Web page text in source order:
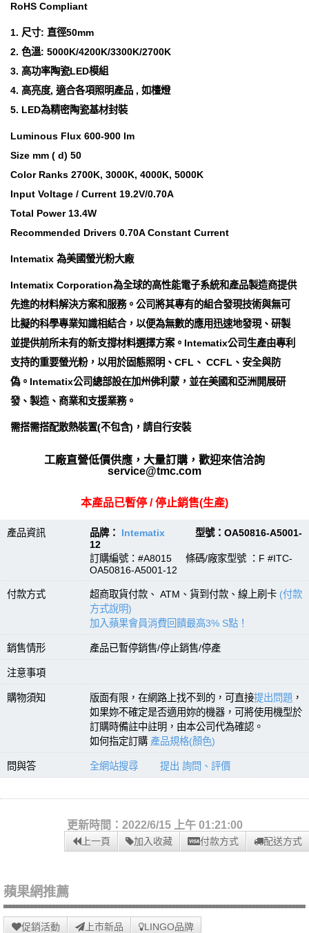
RoHS Compliant
1. 尺寸: 直徑50mm
2. 色溫: 5000K/4200K/3300K/2700K
3. 高功率陶瓷LED模組
4. 高亮度, 適合各項照明產品 , 如檯燈
5. LED為精密陶瓷基材封裝
Luminous Flux 600-900 lm
Size mm ( d) 50
Color Ranks 2700K, 3000K, 4000K, 5000K
Input Voltage / Current 19.2V/0.70A
Total Power 13.4W
Recommended Drivers 0.70A Constant Current
Intematix 為美國螢光粉大廠
Intematix Corporation為全球的高性能電子系統和產品製造商提供
先進的材料解決方案和服務。公司將其專有的組合發現技術與無可
比擬的科學專業知識相結合，以便為無數的應用迅速地發現、研製
並提供前所未有的新支撐材料選擇方案。Intematix公司生產由專利
支持的重要螢光粉，以用於固態照明、CFL、 CCFL、安全與防
偽。Intematix公司總部設在加州佛利蒙，並在美國和亞洲開展研
發、製造、商業和支援業務。
需搭需搭配散熱裝置(不包含)，請自行安裝
工廠直營低價供應，大量訂購，歡迎來信洽詢
service@tmc.com
本產品已暫停 / 停止銷售(生產)
產品資訊 品牌： Intematix 型號：OA50816-A5001-
12
訂購編號：#A8015 條碼/廠家型號 ：F #ITC-
OA50816-A5001-12
付款方式 超商取貨付款、 ATM、貨到付款、線上刷卡 (付款
方式說明)
加入蘋果會員消費回饋最高3% S點！
銷售情形 產品已暫停銷售/停止銷售/停產
注意事項
購物須知 版面有限，在網路上找不到的，可直接提出問題 ，
如果妳不確定是否適用妳的機器，可將使用機型於
訂購時備註中註明，由本公司代為確認。
如何指定訂購 產品規格(顏色)
問與答 全網站搜尋 提出 詢問、評價
更新時間：2022/6/15 上午 01:21:00
上一頁 加入收藏 付款方式 配送方式
蘋果網推薦
促銷活動 上市新品 LINGO品牌